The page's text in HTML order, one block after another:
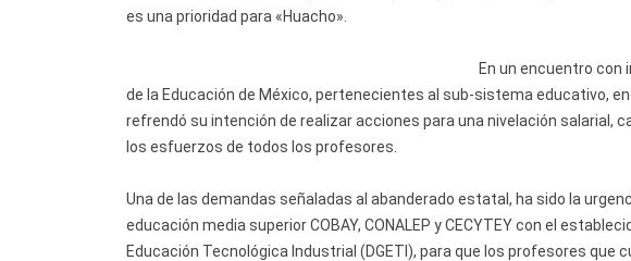
es una prioridad para «Huacho».
En un encuentro
de la Educación de México, pertenecientes al sub-sistema educativo,
refrendó su intención de realizar acciones para una nivelación salarial,
los esfuerzos de todos los profesores.
Una de las demandas señaladas al abanderado estatal, ha sido la
educación media superior COBAY, CONALEP y CECYTEY con el
Educación Tecnológica Industrial (DGETI), para que los profesores